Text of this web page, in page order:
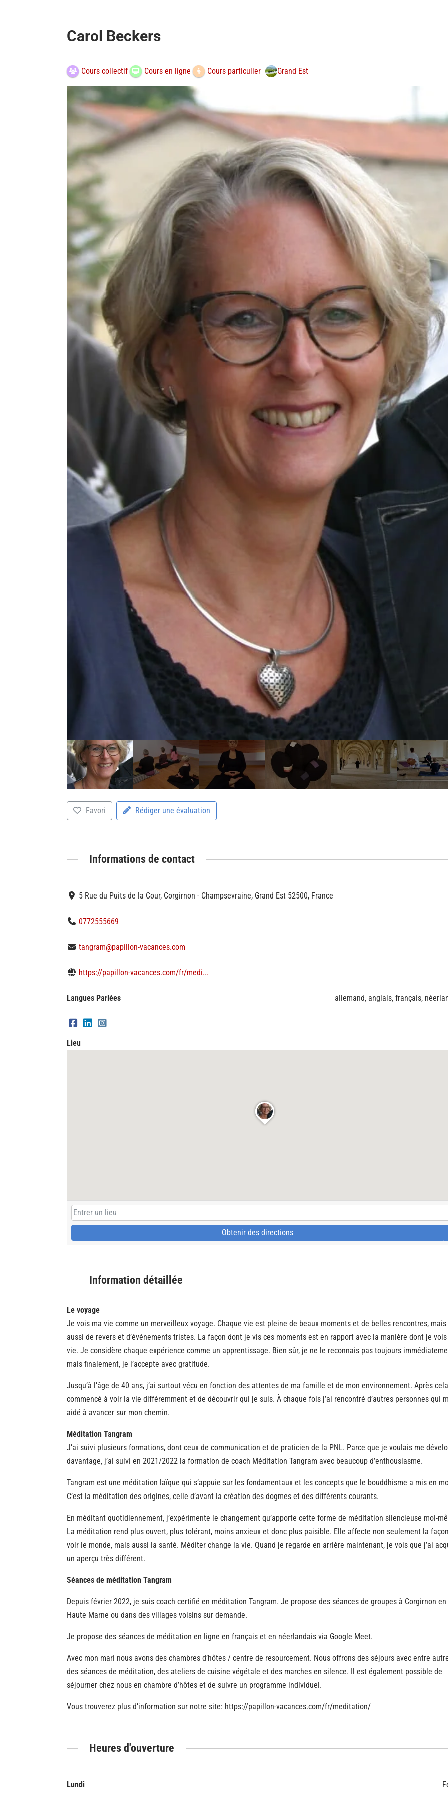
Carol Beckers
Cours collectif Cours en ligne Cours particulier Grand Est
Favori Rédiger une évaluation
Informations de contact
5 Rue du Puits de la Cour, Corgirnon - Champsevraine, Grand Est 52500, France
0772555669
tangram@papillon-vacances.com
https://papillon-vacances.com/fr/medi...
Langues Parlées allemand, anglais, français,
Lieu
Obtenir des directions
Information détaillée
Le voyage
Je vois ma vie comme un merveilleux voyage. Chaque vie est pleine de beaux moments et de belles rencontres, mais
aussi de revers et d’événements tristes. La façon dont je vis ces moments est en rapport avec la manière dont je
vie. Je considère chaque expérience comme un apprentissage. Bien sûr, je ne le reconnais pas toujours
mais finalement, je l’accepte avec gratitude.
Jusqu’à l’âge de 40 ans, j’ai surtout vécu en fonction des attentes de ma famille et de mon environnement. Après
commencé à voir la vie différemment et de découvrir qui je suis. À chaque fois j’ai rencontré d’autres personnes qui
aidé à avancer sur mon chemin.
Méditation Tangram
J’ai suivi plusieurs formations, dont ceux de communication et de praticien de la PNL. Parce que je voulais me
davantage, j’ai suivi en 2021/2022 la formation de coach Méditation Tangram avec beaucoup d’enthousiasme.
Tangram est une méditation laïque qui s’appuie sur les fondamentaux et les concepts que le bouddhisme a mis en
C’est la méditation des origines, celle d’avant la création des dogmes et des différents courants.
En méditant quotidiennement, j’expérimente le changement qu’apporte cette forme de méditation silencieuse moi-
La méditation rend plus ouvert, plus tolérant, moins anxieux et donc plus paisible. Elle affecte non seulement la
voir le monde, mais aussi la santé. Méditer change la vie. Quand je regarde en arrière maintenant, je vois que j’ai
un aperçu très différent.
Séances de méditation Tangram
Depuis février 2022, je suis coach certifié en méditation Tangram. Je propose des séances de groupes à Corgirnon en
Haute Marne ou dans des villages voisins sur demande.
Je propose des séances de méditation en ligne en français et en néerlandais via Google Meet.
Avec mon mari nous avons des chambres d’hôtes / centre de resourcement. Nous offrons des séjours avec entre
des séances de méditation, des ateliers de cuisine végétale et des marches en silence. Il est également possible de
séjourner chez nous en chambre d’hôtes et de suivre un programme individuel.
Vous trouverez plus d’information sur notre site: https://papillon-vacances.com/fr/meditation/
Heures d'ouverture
Lundi